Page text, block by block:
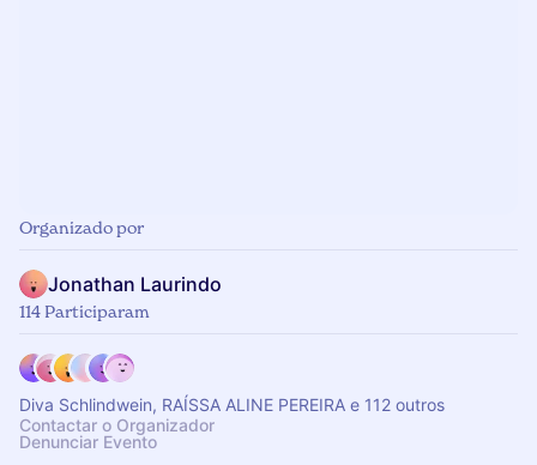
Organizado por
Jonathan Laurindo
114 Participaram
Diva Schlindwein, RAÍSSA ALINE PEREIRA e 112 outros
Contactar o Organizador
Denunciar Evento